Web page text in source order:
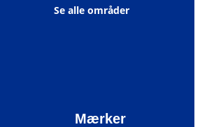
Se alle områder
Mærker